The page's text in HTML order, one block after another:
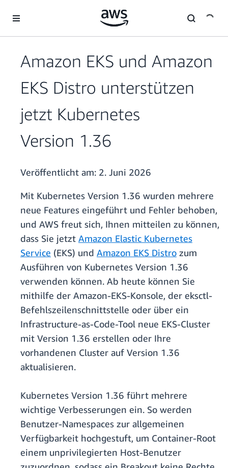
Überspringen zum Hauptinhalt
Amazon EKS und Amazon
EKS Distro unterstützen
jetzt Kubernetes
Version 1.36
Veröffentlicht am: 2. Juni 2026
Mit Kubernetes Version 1.36 wurden mehrere
neue Features eingeführt und Fehler behoben,
und AWS freut sich, Ihnen mitteilen zu können,
dass Sie jetzt Amazon Elastic Kubernetes
Service (EKS) und Amazon EKS Distro zum
Ausführen von Kubernetes Version 1.36
verwenden können. Ab heute können Sie
mithilfe der Amazon-EKS-Konsole, der eksctl-
Befehlszeilenschnittstelle oder über ein
Infrastructure-as-Code-Tool neue EKS-Cluster
mit Version 1.36 erstellen oder Ihre
vorhandenen Cluster auf Version 1.36
aktualisieren.
Kubernetes Version 1.36 führt mehrere
wichtige Verbesserungen ein. So werden
Benutzer-Namespaces zur allgemeinen
Verfügbarkeit hochgestuft, um Container-Root
einem unprivilegierten Host-Benutzer